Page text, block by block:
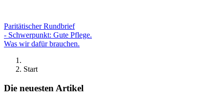
Paritätischer Rundbrief
- Schwerpunkt: Gute Pflege.
Was wir dafür brauchen.
Start
Die neuesten Artikel